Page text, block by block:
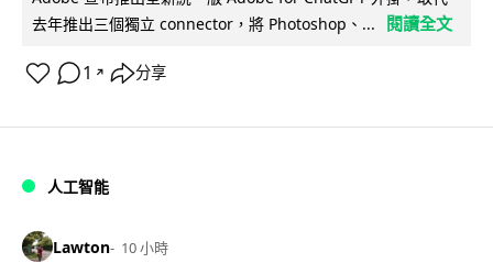
去年推出三個獨立 connector，將 Photoshop、...
閱讀全文
1 ↗ 分享
人工智能
Lawton 10 小時